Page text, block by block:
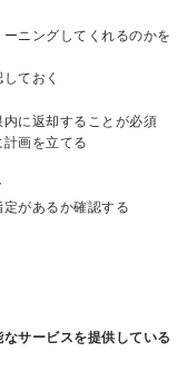
ニングしてくれるのかを
ておく
に返却することが必須
画を立てる
があるか確認する
サービスを提供している